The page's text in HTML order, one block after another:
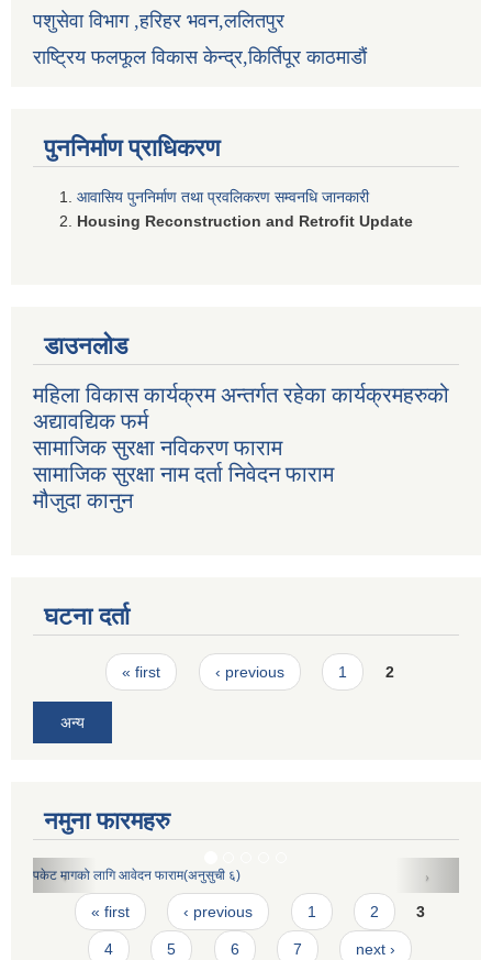
पशुसेवा विभाग ,हरिहर भवन,ललितपुर
राष्ट्रिय फलफूल विकास केन्द्र,किर्तिपूर काठमाडौं
पुननिर्माण प्राधिकरण
आवासिय पुननिर्माण तथा प्रवलिकरण सम्वनधि जानकारी
Housing Reconstruction and Retrofit Update
डाउनलोड
महिला विकास कार्यक्रम अन्तर्गत रहेका कार्यक्रमहरुको
अद्यावद्यिक फर्म
सामाजिक सुरक्षा नविकरण फाराम
सामाजिक सुरक्षा नाम दर्ता निवेदन फाराम
मौजुदा कानुन
घटना दर्ता
Pages« first ‹ previous 1 2
अन्य
नमुना फारमहरु
अपाङ्गता परीचय पत्र निवेदनको ढाँचा
Pages
« first ‹ previous 1 2 3
4 5 6 7 next ›